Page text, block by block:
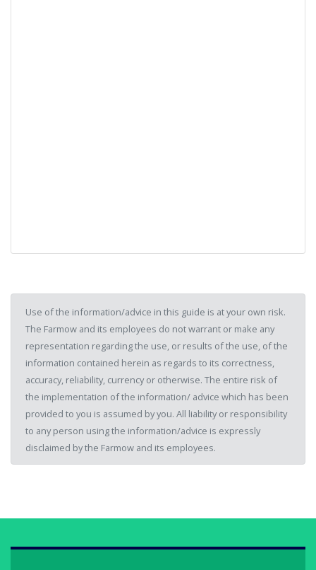
Use of the information/advice in this guide is at your own risk.
The Farmow and its employees do not warrant or make any
representation regarding the use, or results of the use, of the
information contained herein as regards to its correctness,
accuracy, reliability, currency or otherwise. The entire risk of
the implementation of the information/ advice which has been
provided to you is assumed by you. All liability or responsibility
to any person using the information/advice is expressly
disclaimed by the Farmow and its employees.